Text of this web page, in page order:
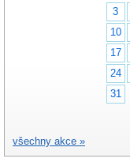
3
10
17
24
31
všechny akce »